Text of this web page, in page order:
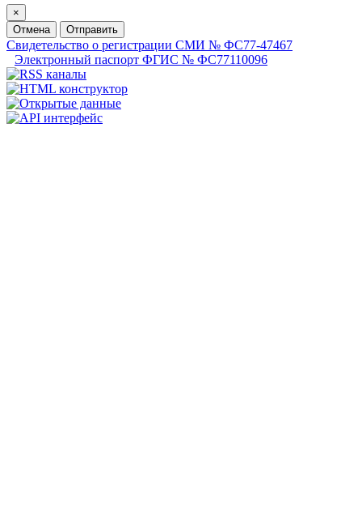
×
Отмена
Отправить
Свидетельство о регистрации СМИ № ФС77-47467
Электронный паспорт ФГИС № ФС77110096